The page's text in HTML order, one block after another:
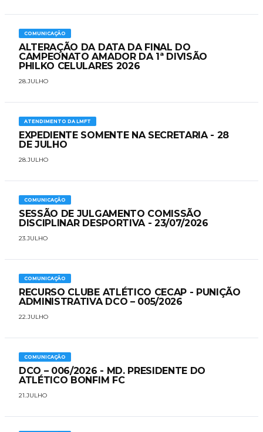
COMUNICAÇÃO
ALTERAÇÃO DA DATA DA FINAL DO
CAMPEONATO AMADOR DA 1ª DIVISÃO
PHILKO CELULARES 2026
28.JULHO
ATENDIMENTO DA LMFT
EXPEDIENTE SOMENTE NA SECRETARIA - 28
DE JULHO
28.JULHO
COMUNICAÇÃO
SESSÃO DE JULGAMENTO COMISSÃO
DISCIPLINAR DESPORTIVA - 23/07/2026
23.JULHO
COMUNICAÇÃO
​RECURSO CLUBE ATLÉTICO CECAP - PUNIÇÃO
ADMINISTRATIVA DCO – 005/2026
22.JULHO
COMUNICAÇÃO
DCO – 006/2026 - MD. PRESIDENTE DO
ATLÉTICO BONFIM FC
21.JULHO